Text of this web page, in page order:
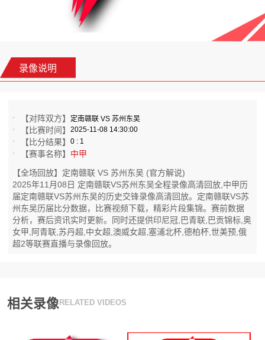
录像说明
【对阵双方】 定南赣联 VS 苏州东吴
【比赛时间】2025-11-08 14:30:00
【比分结果】0 : 1
【赛事名称】 中甲
【全场回放】定南赣联 VS 苏州东吴 (官方解说)
2025年11月08日 定南赣联VS苏州东吴全程录像高清回放,中甲历
届定南赣联VS苏州东吴的历史交锋录像高清回放。定南赣联VS苏
州东吴历届比分数据，比赛视频下载，精彩片段集锦。赛前数据
分析，赛后资讯实时更新。同时还提供印尼冠,巴青联,巴贡锦标,奥
女甲,阿青联,苏丹超,中女超,澳威女超,塞浦北杯,德柏杯,世美预,俄
超2等联赛直播与录像回放。
相关录像 RELATED VIDEOS